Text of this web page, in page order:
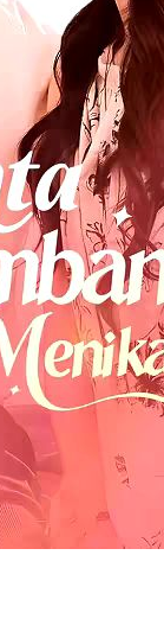
Saat konflik
hingga
sebagai
Luka lama